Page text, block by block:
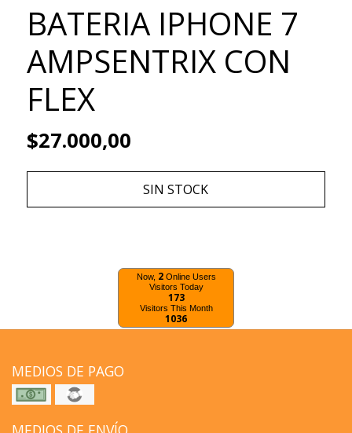
BATERIA IPHONE 7
AMPSENTRIX CON
FLEX
$27.000,00
SIN STOCK
Now, 2Online Users
Visitors Today
173
Visitors This Month
1036
MEDIOS DE PAGO